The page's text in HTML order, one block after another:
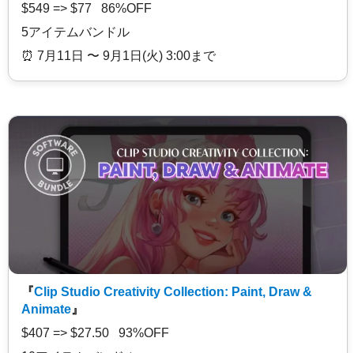
$549 => $77 86%OFF
5アイテムバンドル
⏰️ 7月11日 〜 9月1日(火) 3:00まで
『Clip Studio Creativity Collection: Paint, Draw &
Animate 』
$407 => $27.50 93%OFF